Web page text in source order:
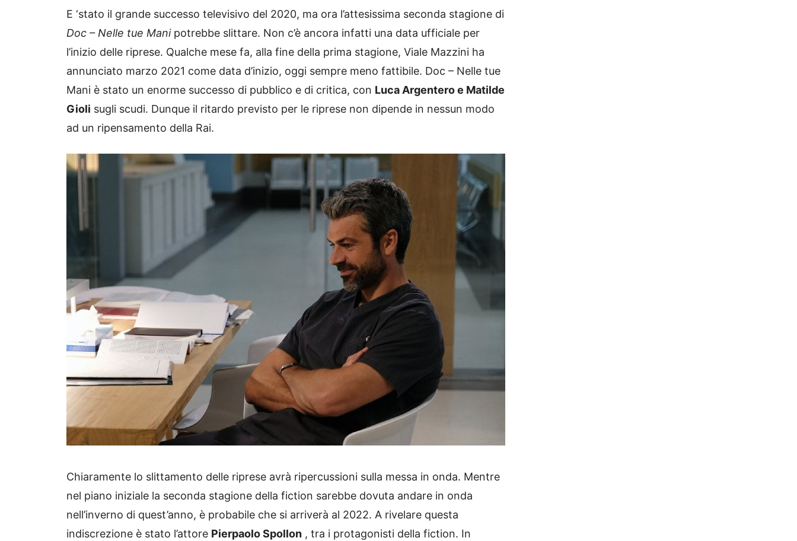
E ‘stato il grande successo televisivo del 2020, ma ora l’attesissima seconda stagione di
Doc – Nelle tue Manipotrebbe slittare. Non c’è ancora infatti una data ufficiale per
l’inizio delle riprese. Qualche mese fa, alla fine della prima stagione, Viale Mazzini ha
annunciato marzo 2021 come data d’inizio, oggi sempre meno fattibile. Doc – Nelle tue
Mani è stato un enorme successo di pubblico e di critica, con Luca Argentero e Matilde
Gioli sugli scudi. Dunque il ritardo previsto per le riprese non dipende in nessun modo
ad un ripensamento della Rai.
Chiaramente lo slittamento delle riprese avrà ripercussioni sulla messa in onda. Mentre
nel piano iniziale la seconda stagione della fiction sarebbe dovuta andare in onda
nell’inverno di quest’anno, è probabile che si arriverà al 2022. A rivelare questa
indiscrezione è stato l’attore Pierpaolo Spollon , tra i protagonisti della fiction. In